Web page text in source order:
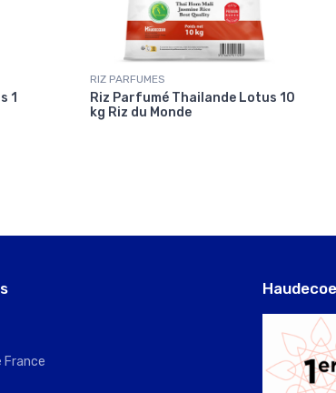
1
RIZ PARFUMES
Riz Parfumé Thailande Lotus 10
kg Riz du Monde
France